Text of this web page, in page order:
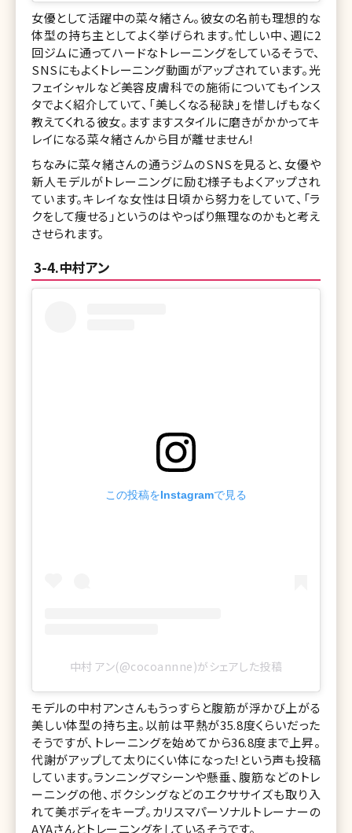
女優として活躍中の菜々緒さん。彼女の名前も理想的な
体型の持ち主としてよく挙げられます。忙しい中、週に2
回ジムに通ってハードなトレーニングをしているそうで、
SNSにもよくトレーニング動画がアップされています。光
フェイシャルなど美容皮膚科での施術についてもインス
タでよく紹介していて、「美しくなる秘訣」を惜しげもなく
教えてくれる彼女。ますますスタイルに磨きがかかってキ
レイになる菜々緒さんから目が離せません!
ちなみに菜々緒さんの通うジムのSNSを見ると、女優や
新人モデルがトレーニングに励む様子もよくアップされ
ています。キレイな女性は日頃から努力をしていて、「ラ
クをして痩せる」というのはやっぱり無理なのかもと考え
させられます。
3-4.中村アン
この投稿をInstagramで見る
中村 アン(@cocoannne)がシェアした投稿
モデルの中村アンさんもうっすらと腹筋が浮かび上がる
美しい体型の持ち主。以前は平熱が35.8度くらいだった
そうですが、トレーニングを始めてから36.8度まで上昇。
代謝がアップして太りにくい体になった!という声も投稿
しています。ランニングマシーンや懸垂、腹筋などのトレ
ーニングの他、ボクシングなどのエクササイズも取り入
れて美ボディをキープ。カリスマパーソナルトレーナーの
AYAさんとトレーニングをしているそうです。